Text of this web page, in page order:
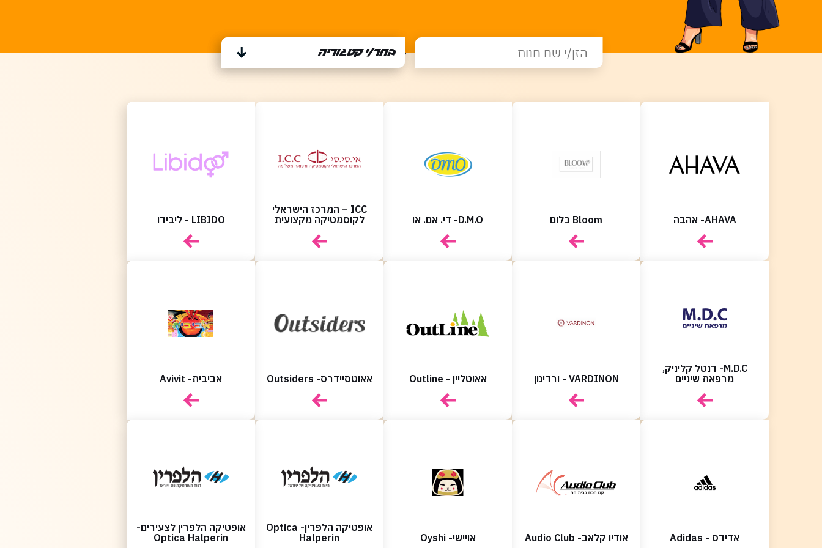
הכל
בחר/י קטגוריה
AHAVA- אהבה Bloom בלום D.M.O- די. אם. או
ICC – המרכז הישראלי
לקוסמטיקה מקצועית
LIBIDO - ליבידו
M.D.C- דנטל קליניק,
מרפאת שיניים
VARDINON - ורדינון אאוטליין - Outline אאוטסיידרס- Outsiders אביבית- Avivit
אדידס - Adidas אודיו קלאב- Audio Club אויישי- Oyshi
אופטיקה הלפרין- Optica
Halperin
אופטיקה הלפרין לצעירים-
Optica Halperin